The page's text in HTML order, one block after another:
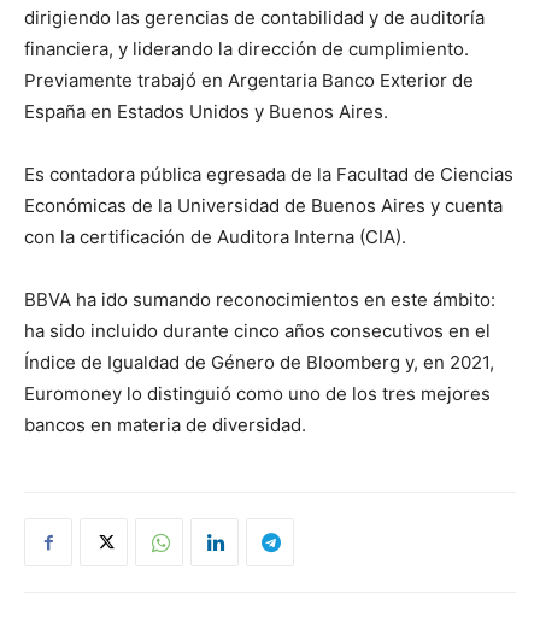
dirigiendo las gerencias de contabilidad y de auditoría
financiera, y liderando la dirección de cumplimiento.
Previamente trabajó en Argentaria Banco Exterior de
España en Estados Unidos y Buenos Aires.
Es contadora pública egresada de la Facultad de Ciencias
Económicas de la Universidad de Buenos Aires y cuenta
con la certificación de Auditora Interna (CIA).
BBVA ha ido sumando reconocimientos en este ámbito:
ha sido incluido durante cinco años consecutivos en el
Índice de Igualdad de Género de Bloomberg y, en 2021,
Euromoney lo distinguió como uno de los tres mejores
bancos en materia de diversidad.